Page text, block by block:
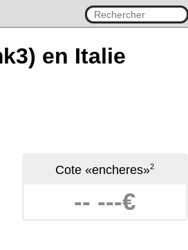
en Italie
Cote «encheres»2
-- ---€